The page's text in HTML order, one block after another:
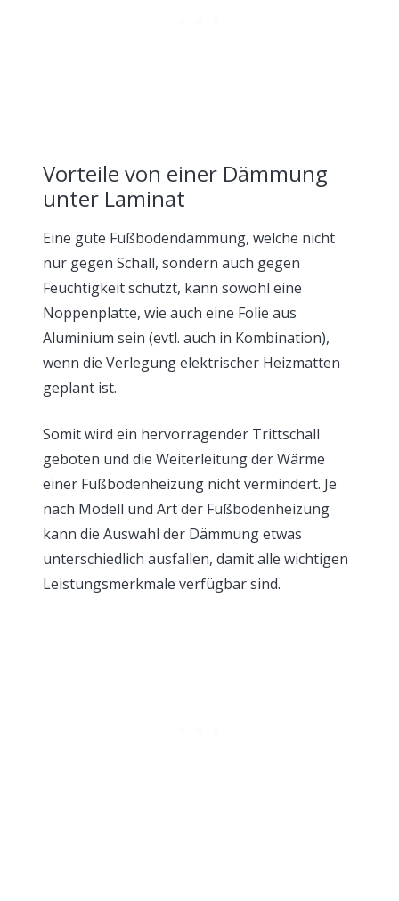
Vorteile von einer Dämmung
unter Laminat
Eine gute Fußbodendämmung, welche nicht
nur gegen Schall, sondern auch gegen
Feuchtigkeit schützt, kann sowohl eine
Noppenplatte, wie auch eine Folie aus
Aluminium sein (evtl. auch in Kombination),
wenn die Verlegung elektrischer Heizmatten
geplant ist.
Somit wird ein hervorragender Trittschall
geboten und die Weiterleitung der Wärme
einer Fußbodenheizung nicht vermindert. Je
nach Modell und Art der Fußbodenheizung
kann die Auswahl der Dämmung etwas
unterschiedlich ausfallen, damit alle wichtigen
Leistungsmerkmale verfügbar sind.